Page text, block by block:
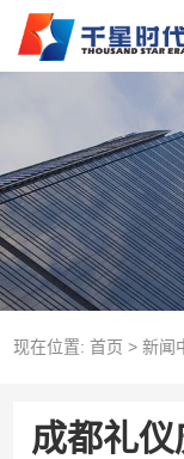
现在位置: 首页 > 新闻
成都礼